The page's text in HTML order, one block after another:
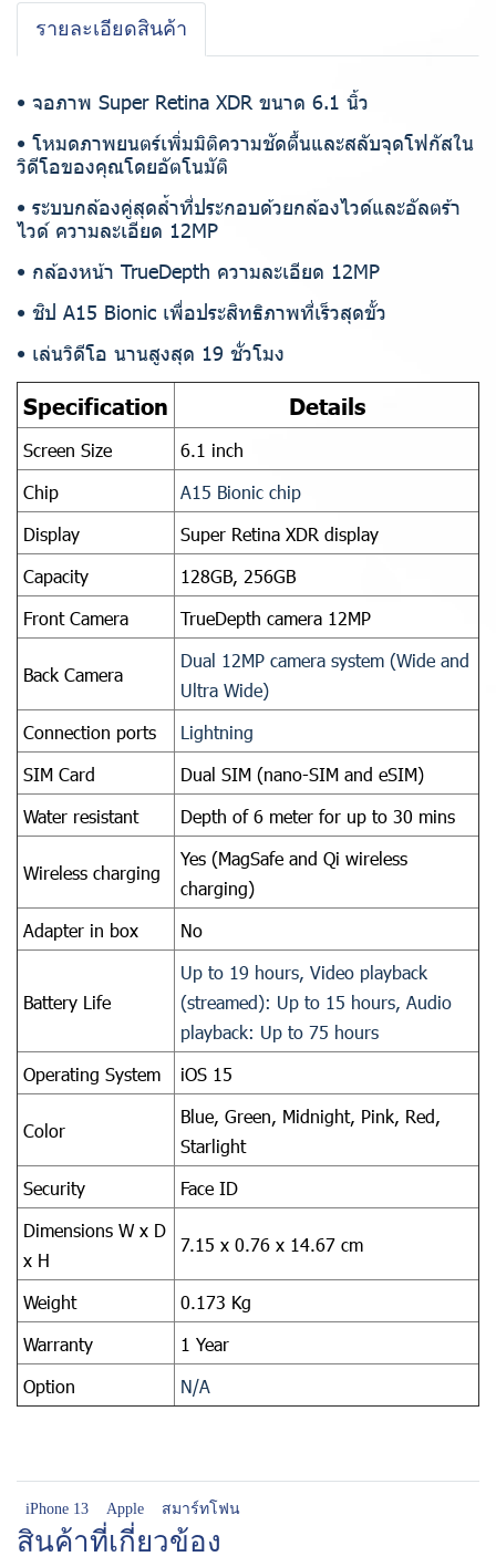
รายละเอียดสินค้า
• จอภาพ Super Retina XDR ขนาด 6.1 นิ้ว
• โหมดภาพยนตร์เพิ่มมิติความชัดตื้นและสลับจุดโฟกัสใน
วิดีโอของคุณโดยอัตโนมัติ
• ระบบกล้องคู่สุดล้ำที่ประกอบด้วยกล้องไวด์และอัลตร้า
ไวด์ ความละเอียด 12MP
• กล้องหน้า TrueDepth ความละเอียด 12MP
• ชิป A15 Bionic เพื่อประสิทธิภาพที่เร็วสุดขั้ว
• เล่นวิดีโอ นานสูงสุด 19 ชั่วโมง
Specification Details
Screen Size
6.1 inch
Chip
A15 Bionic chip
Display
Super Retina XDR display
Capacity
128GB, 256GB
Front Camera
TrueDepth camera 12MP
Back Camera
Dual 12MP camera system (Wide and
Ultra Wide)
Connection ports
Lightning
SIM Card
Dual SIM (nano-SIM and eSIM)
Water resistant
Depth of 6 meter for up to 30 mins
Wireless charging
Yes (MagSafe and Qi wireless
charging)
Adapter in box
No
Battery Life
Up to 19 hours, Video playback
(streamed): Up to 15 hours, Audio
playback: Up to 75 hours
Operating System
iOS 15
Color
Blue, Green, Midnight, Pink, Red,
Starlight
Security
Face ID
Dimensions W x D
x H
7.15 x 0.76 x 14.67 cm
Weight
0.173 Kg
Warranty
1 Year
Option
N/A
iPhone 13 Apple สมาร์ทโฟน
สินค้าที่เกี่ยวข้อง